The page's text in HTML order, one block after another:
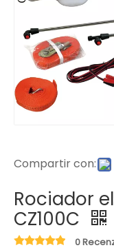
Compartir con:
Rociador
CZ100C
0